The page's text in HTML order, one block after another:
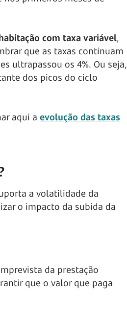
com taxa variável,
que as taxas continuam
ultrapassou os 4%. Ou seja,
dos picos do ciclo
aqui a evolução das taxas
a volatilidade da
o impacto da subida da
da prestação
que o valor que paga